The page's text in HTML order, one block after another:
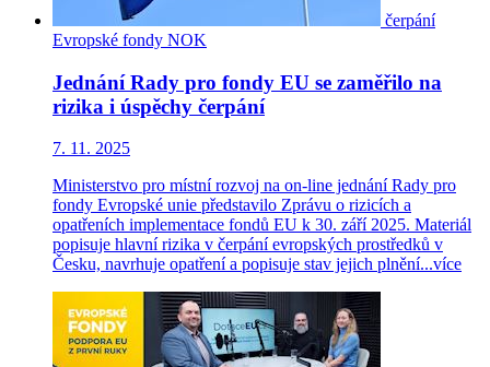
čerpání
Evropské fondy NOK
Jednání Rady pro fondy EU se zaměřilo na
rizika i úspěchy čerpání
7. 11. 2025
Ministerstvo pro místní rozvoj na on-line jednání Rady pro
fondy Evropské unie představilo Zprávu o rizicích a
opatřeních implementace fondů EU k 30. září 2025. Materiál
popisuje hlavní rizika v čerpání evropských prostředků v
Česku, navrhuje opatření a popisuje stav jejich plnění...více